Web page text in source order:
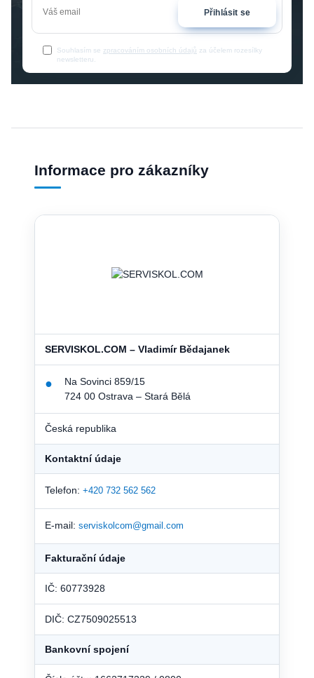
Přihlásit se
Souhlasím se zpracováním osobních údajů za účelem rozesílky
newsletteru.
Informace pro zákazníky
SERVISKOL.COM – Vladimír Bědajanek
●
Na Sovinci 859/15
724 00 Ostrava – Stará Bělá
Česká republika
Kontaktní údaje
Telefon: +420 732 562 562
E-mail: serviskolcom@gmail.com
Fakturační údaje
IČ: 60773928
DIČ: CZ7509025513
Bankovní spojení